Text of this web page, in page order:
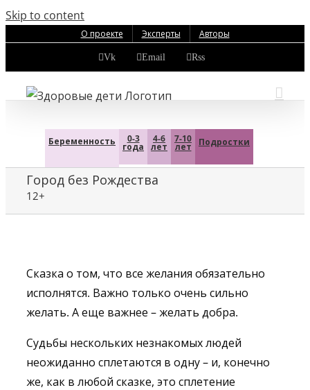
Skip to content
О проекте Эксперты Авторы
Vk Email Rss
Беременность 0-3
года
4-6
лет
7-10
лет Подростки
Город без Рождества
12+
Сказка о том, что все желания обязательно
исполнятся. Важно только очень сильно
желать. А еще важнее – желать добра.
Судьбы нескольких незнакомых людей
неожиданно сплетаются в одну – и, конечно
же, как в любой сказке, это сплетение